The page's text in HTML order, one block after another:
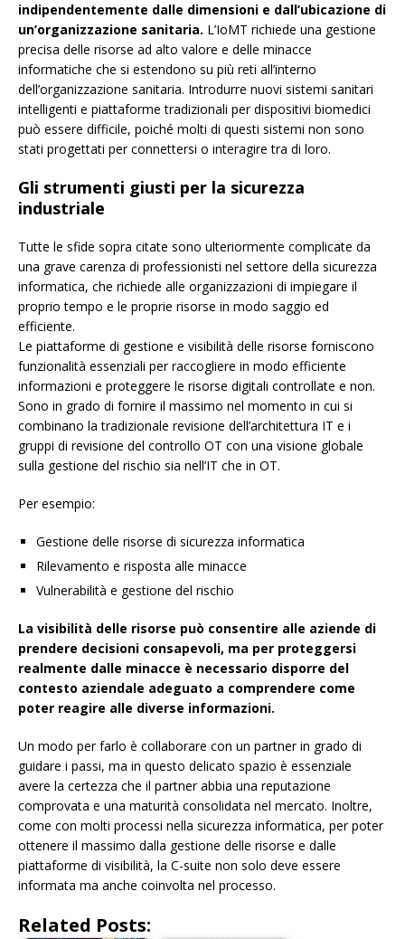
indipendentemente dalle dimensioni e dall’ubicazione di
un’organizzazione sanitaria. L’IoMT richiede una gestione
precisa delle risorse ad alto valore e delle minacce
informatiche che si estendono su più reti all’interno
dell’organizzazione sanitaria. Introdurre nuovi sistemi sanitari
intelligenti e piattaforme tradizionali per dispositivi biomedici
può essere difficile, poiché molti di questi sistemi non sono
stati progettati per connettersi o interagire tra di loro.
Gli strumenti giusti per la sicurezza
industriale
Tutte le sfide sopra citate sono ulteriormente complicate da
una grave carenza di professionisti nel settore della sicurezza
informatica, che richiede alle organizzazioni di impiegare il
proprio tempo e le proprie risorse in modo saggio ed
efficiente.
Le piattaforme di gestione e visibilità delle risorse forniscono
funzionalità essenziali per raccogliere in modo efficiente
informazioni e proteggere le risorse digitali controllate e non.
Sono in grado di fornire il massimo nel momento in cui si
combinano la tradizionale revisione dell’architettura IT e i
gruppi di revisione del controllo OT con una visione globale
sulla gestione del rischio sia nell’IT che in OT.
Per esempio:
Gestione delle risorse di sicurezza informatica
Rilevamento e risposta alle minacce
Vulnerabilità e gestione del rischio
La visibilità delle risorse può consentire alle aziende di
prendere decisioni consapevoli, ma per proteggersi
realmente dalle minacce è necessario disporre del
contesto aziendale adeguato a comprendere come
poter reagire alle diverse informazioni.
Un modo per farlo è collaborare con un partner in grado di
guidare i passi, ma in questo delicato spazio è essenziale
avere la certezza che il partner abbia una reputazione
comprovata e una maturità consolidata nel mercato. Inoltre,
come con molti processi nella sicurezza informatica, per poter
ottenere il massimo dalla gestione delle risorse e dalle
piattaforme di visibilità, la C-suite non solo deve essere
informata ma anche coinvolta nel processo.
Related Posts: